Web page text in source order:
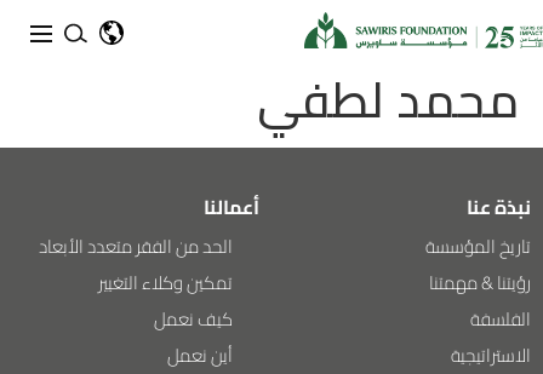
محمد لطفي
نبذة عنا
تاريخ المؤسسة
رؤيتنا & مهمتنا
الفلسفة
الاستراتيجية
أعمالنا
الحد من الفقر متعدد الأبعاد
تمكين وكلاء التغيير
كيف نعمل
أين نعمل